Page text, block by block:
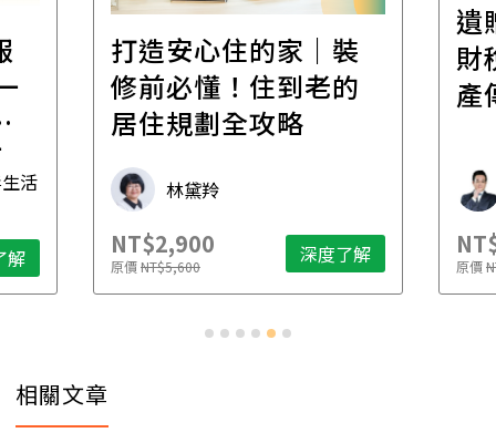
活
解
打造安心住的家｜裝
修前必懂！住到老的
居住規劃全攻略
林黛羚
NT$2,900
原價NT$5,600 深度了解
遺
財
產
原價
相關文章